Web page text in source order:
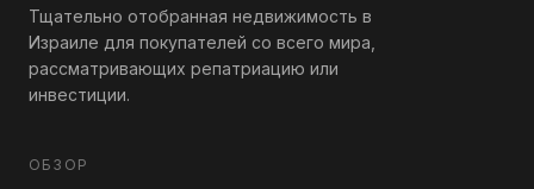
Тщательно отобранная недвижимость в
Израиле для покупателей со всего мира,
рассматривающих репатриацию или
инвестиции.
ОБЗОР